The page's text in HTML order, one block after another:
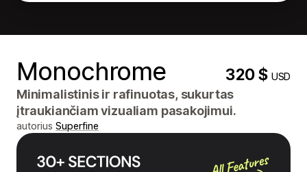
Monochrome 320 $USD
Minimalistinis ir rafinuotas, sukurtas
įtraukiančiam vizualiam pasakojimui.
autorius Superfine